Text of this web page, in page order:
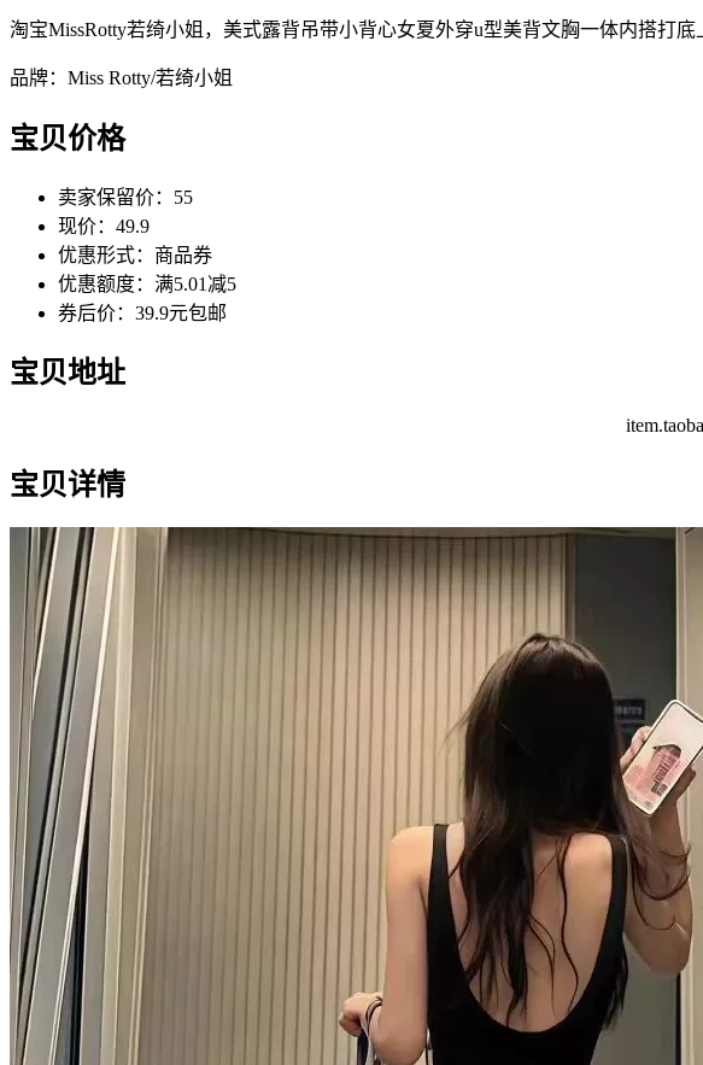
淘宝MissRotty若绮小姐，美式露背吊带小背心女夏外穿u型美背文胸一体内搭打底
品牌：Miss Rotty/若绮小姐
宝贝价格
卖家保留价：55
现价：49.9
优惠形式：商品券
优惠额度：满5.01减5
券后价：39.9元包邮
宝贝地址
宝贝详情